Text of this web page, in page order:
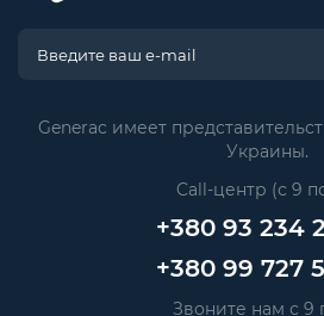
Generac имеет
Украины.
Call-центр (с 9
+380 93 234
+380 99 727
Звоните нам с 9